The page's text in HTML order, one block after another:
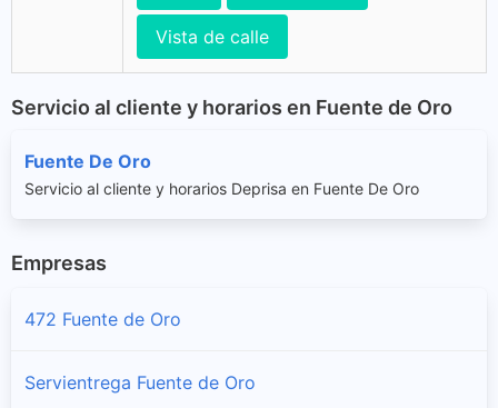
Vista de calle
Servicio al cliente y horarios en Fuente de Oro
Fuente De Oro
Servicio al cliente y horarios Deprisa en Fuente De Oro
Empresas
472 Fuente de Oro
Servientrega Fuente de Oro